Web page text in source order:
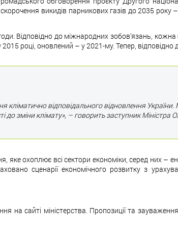
викидів парникових газів до 2035
Відповідно до міжнародних зобов’язань,
році, оновлений – у 2021-му. Тепер,
відповідального відновлення
до зміни клімату», – говорить заступник Міністра
охоплює всі сектори економіки, серед них –
сценарії економічного розвитку з
на сайті міністерства. Пропозиції та